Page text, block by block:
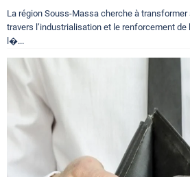
La région Souss-Massa cherche à
travers l’industrialisation et le renforcement de
l�...